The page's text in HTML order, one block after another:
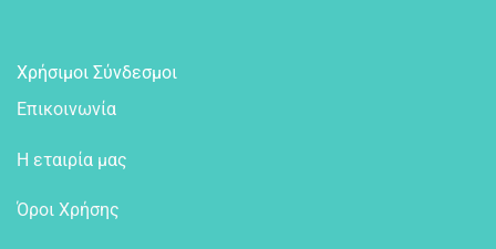
Χρήσιμοι Σύνδεσμοι
Επικοινωνία
Η εταιρία μας
Όροι Χρήσης